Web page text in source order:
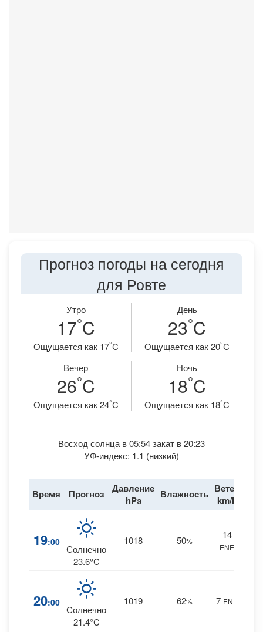
Прогноз погоды на сегодня
для Ровте
Утро
17°C
Ощущается как 17°C
День
23°C
Ощущается как 20°C
Вечер
26°C
Ощущается как 24°C
Ночь
18°C
Ощущается как 18°C
Восход солнца в 05:54 закат в 20:23
УФ-индекс: 1.1 (низкий)
Время Прогноз
Давление
hPa
Влажность Ветер
km/h
19:00
Солнечно
23.6°C
1018 50%
14
ENE
20:00
Солнечно
21.4°C
1019 62% 7 ENE